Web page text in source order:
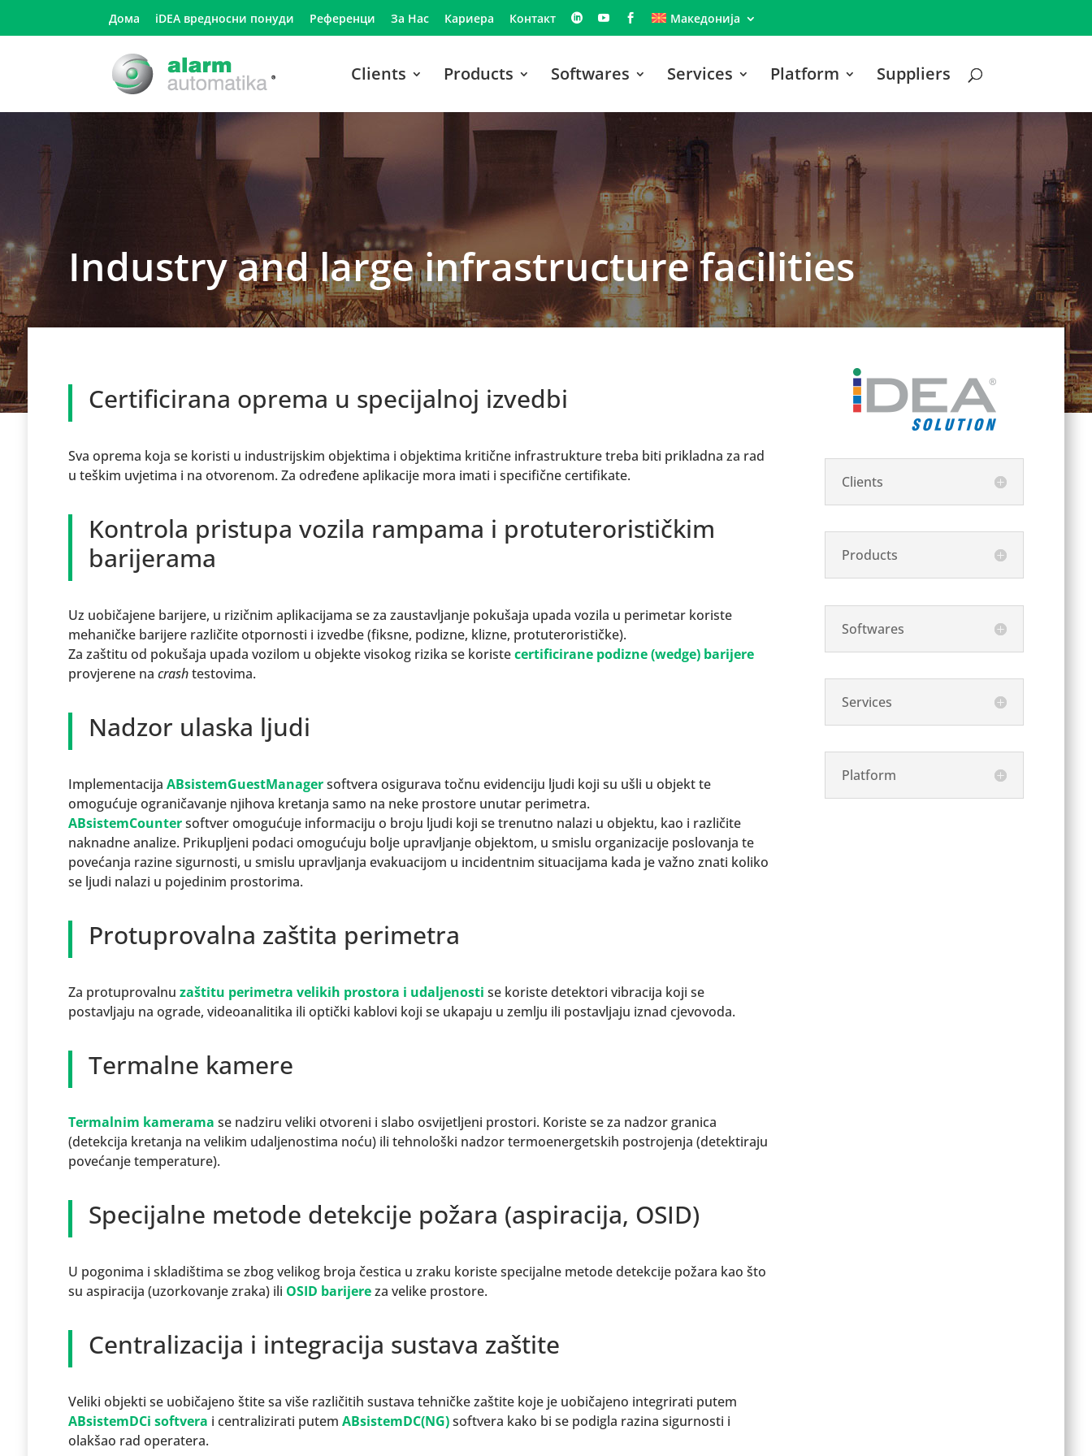
Дома iDEA вредносни понуди Референци За Нас Кариера Контакт Македонија
Clients Products Softwares Services Platform Suppliers
Industry and large infrastructure facilities
Certificirana oprema u specijalnoj izvedbi
Sva oprema koja se koristi u industrijskim objektima i objektima kritične infrastrukture treba biti prikladna za rad
u teškim uvjetima i na otvorenom. Za određene aplikacije mora imati i specifične certifikate.
Kontrola pristupa vozila rampama i protuterorističkim
barijerama
Uz uobičajene barijere, u rizičnim aplikacijama se za zaustavljanje pokušaja upada vozila u perimetar koriste
mehaničke barijere različite otpornosti i izvedbe (fiksne, podizne, klizne, protuterorističke).
Za zaštitu od pokušaja upada vozilom u objekte visokog rizika se koristecertificirane podizne (wedge) barijere
provjerene na crashtestovima.
Nadzor ulaska ljudi
Implementacija ABsistemGuestManagersoftvera osigurava točnu evidenciju ljudi koji su ušli u objekt te
omogućuje ograničavanje njihova kretanja samo na neke prostore unutar perimetra.
ABsistemCountersoftver omogućuje informaciju o broju ljudi koji se trenutno nalazi u objektu, kao i različite
naknadne analize. Prikupljeni podaci omogućuju bolje upravljanje objektom, u smislu organizacije poslovanja te
povećanja razine sigurnosti, u smislu upravljanja evakuacijom u incidentnim situacijama kada je važno znati koliko
se ljudi nalazi u pojedinim prostorima.
Protuprovalna zaštita perimetra
Za protuprovalnu zaštitu perimetra velikih prostora i udaljenosti se koriste detektori vibracija koji se
postavljaju na ograde, videoanalitika ili optički kablovi koji se ukapaju u zemlju ili postavljaju iznad cjevovoda.
Termalne kamere
Termalnim kamerama se nadziru veliki otvoreni i slabo osvijetljeni prostori. Koriste se za nadzor granica
(detekcija kretanja na velikim udaljenostima noću) ili tehnološki nadzor termoenergetskih postrojenja (detektiraju
povećanje temperature).
Specijalne metode detekcije požara (aspiracija, OSID)
U pogonima i skladištima se zbog velikog broja čestica u zraku koriste specijalne metode detekcije požara kao što
su aspiracija (uzorkovanje zraka) ili OSID barijereza velike prostore.
Centralizacija i integracija sustava zaštite
Veliki objekti se uobičajeno štite sa više različitih sustava tehničke zaštite koje je uobičajeno integrirati putem
ABsistemDCi softvera i centralizirati putem ABsistemDC(NG)softvera kako bi se podigla razina sigurnosti i
olakšao rad operatera.
Clients
Products
Softwares
Services
Platform